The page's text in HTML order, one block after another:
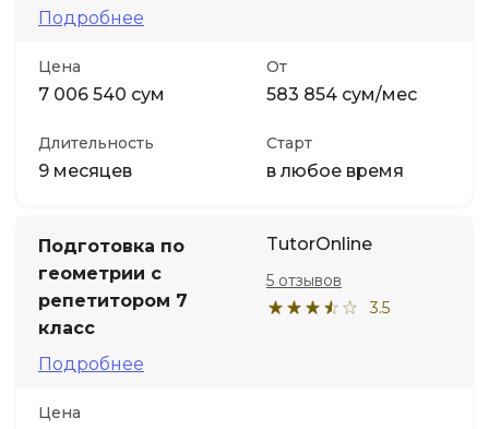
Подробнее
Цена
7 006 540 сум
От
583 854 сум/мес
Длительность
9 месяцев
Старт
в любое время
Подготовка по
геометрии с
репетитором 7
класс
Подробнее
TutorOnline
3.5
5 отзывов
Цена